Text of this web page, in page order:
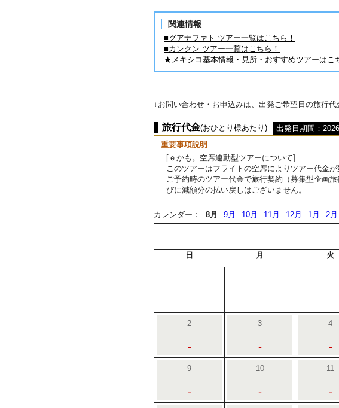
関連情報
■グアナファト ツアー一覧はこちら！
■カンクン ツアー一覧はこちら！
★メキシコ基本情報・見所・おすすめツアーはこ
↓お問い合わせ・お申込みは、出発ご希望日の旅行代
旅行代金(おひとり様あたり)
出発日期間：
重要事項説明
[ｅかも。空席連動型ツアーについて]
このツアーはフライトの空席によりツアー代金が
ご予約時のツアー代金で旅行契約（募集型企画
びに減額分の払い戻しはございません。
カレンダー： 8月 9月 10月 11月 12月 1月 2月
日 月 火
2
-
3
-
4
-
9
-
10
-
11
-